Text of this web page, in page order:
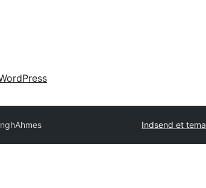
Ahmes Indsend et tema